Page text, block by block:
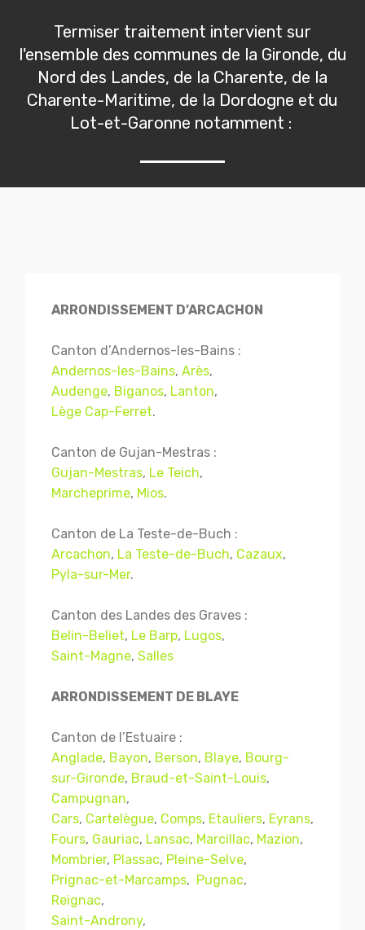
Termiser traitement intervient sur
l'ensemble des communes de la Gironde, du
Nord des Landes, de la Charente, de la
Charente-Maritime, de la Dordogne et du
Lot-et-Garonne notamment :
ARRONDISSEMENT D’ARCACHON
Canton d’Andernos-les-Bains :
Andernos-les-Bains, Arès,
Audenge, Biganos, Lanton,
Lège Cap-Ferret.
Canton de Gujan-Mestras :
Gujan-Mestras, Le Teich,
Marcheprime, Mios.
Canton de La Teste-de-Buch :
Arcachon, La Teste-de-Buch, Cazaux,
Pyla-sur-Mer.
Canton des Landes des Graves :
Belin-Beliet, Le Barp, Lugos,
Saint-Magne, Salles
ARRONDISSEMENT DE BLAYE
Canton de l’Estuaire :
Anglade, Bayon, Berson, Blaye, Bourg-
sur-Gironde, Braud-et-Saint-Louis,
Campugnan,
Cars, Cartelègue, Comps, Etauliers, Eyrans,
Fours, Gauriac, Lansac, Marcillac, Mazion,
Mombrier, Plassac, Pleine-Selve,
Prignac-et-Marcamps, Pugnac,
Reignac,
Saint-Androny,